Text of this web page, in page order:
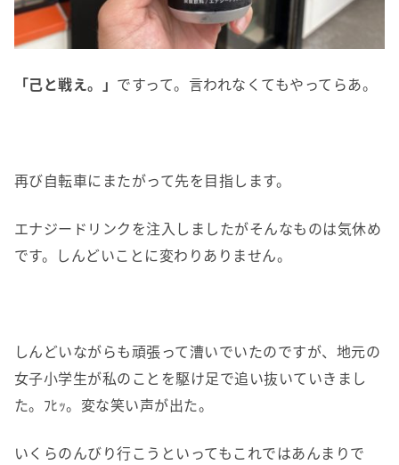
「己と戦え。」 ですって。言われなくてもやってらあ。
再び自転車にまたがって先を目指します。
エナジードリンクを注入しましたがそんなものは気休め
です。しんどいことに変わりありません。
しんどいながらも頑張って漕いでいたのですが、地元の
女子小学生が私のことを駆け足で追い抜いていきまし
た。ﾌﾋｯ。変な笑い声が出た。
いくらのんびり行こうといってもこれではあんまりで